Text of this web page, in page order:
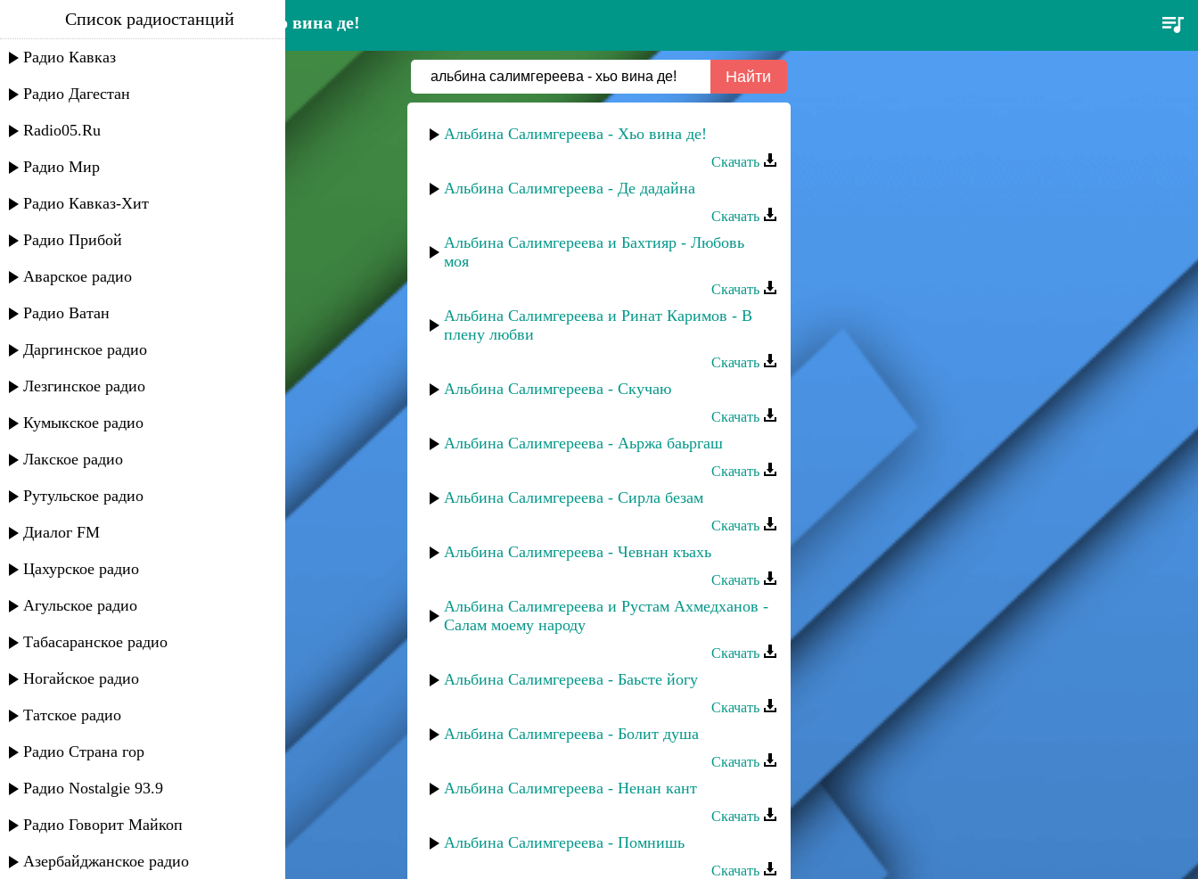
альбина салимгереева - хьо вина де!
Список радиостанций
Радио Кавказ
Радио Дагестан
Radio05.Ru
Радио Мир
Радио Кавказ-Хит
Радио Прибой
Аварское радио
Радио Ватан
Даргинское радио
Лезгинское радио
Кумыкское радио
Лакское радио
Рутульское радио
Диалог FM
Цахурское радио
Агульское радио
Табасаранское радио
Ногайское радио
Татское радио
Радио Страна гор
Радио Nostalgie 93.9
Радио Говорит Майкоп
Азербайджанское радио
Альбина Салимгереева - Хьо вина де!
Скачать
Альбина Салимгереева - Де дадайна
Скачать
Альбина Салимгереева и Бахтияр - Любовь
моя
Скачать
Альбина Салимгереева и Ринат Каримов - В
плену любви
Скачать
Альбина Салимгереева - Скучаю
Скачать
Альбина Салимгереева - Аьржа баьргаш
Скачать
Альбина Салимгереева - Сирла безам
Скачать
Альбина Салимгереева - Чевнан къахь
Скачать
Альбина Салимгереева и Рустам Ахмедханов -
Салам моему народу
Скачать
Альбина Салимгереева - Баьсте йогу
Скачать
Альбина Салимгереева - Болит душа
Скачать
Альбина Салимгереева - Ненан кант
Скачать
Альбина Салимгереева - Помнишь
Скачать